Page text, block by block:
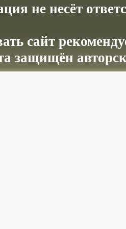
не несёт
сайт
защищён